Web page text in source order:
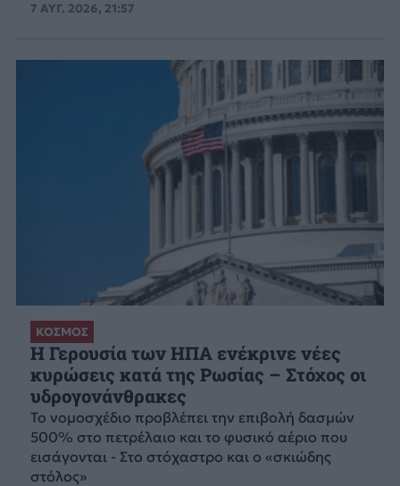
7 ΑΥΓ. 2026, 21:57
ΚΟΣΜΟΣ
Η Γερουσία των ΗΠΑ ενέκρινε νέες
κυρώσεις κατά της Ρωσίας – Στόχος οι
υδρογονάνθρακες
Το νομοσχέδιο προβλέπει την επιβολή δασμών
500% στο πετρέλαιο και το φυσικό αέριο που
εισάγονται - Στο στόχαστρο και ο «σκιώδης
στόλος»